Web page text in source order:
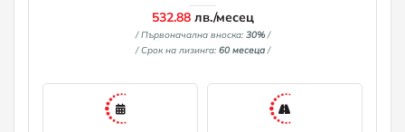
(диагностика, сервиз, майстор и т.н)
532.88лв./месец
/ Първоначална вноска: 30%/
/ Срок на лизинга: 60 месеца/